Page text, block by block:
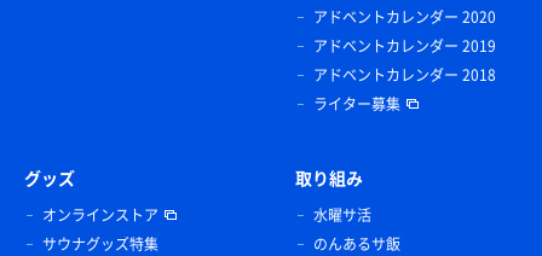
アドベントカレンダー 2020
アドベントカレンダー 2019
アドベントカレンダー 2018
ライター募集
グッズ
オンラインストア
サウナグッズ特集
取り組み
水曜サ活
のんあるサ飯